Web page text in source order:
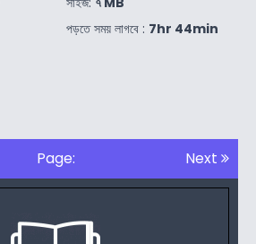
পড়তে সময় লাগবে : 7hr 44min
Page: Next